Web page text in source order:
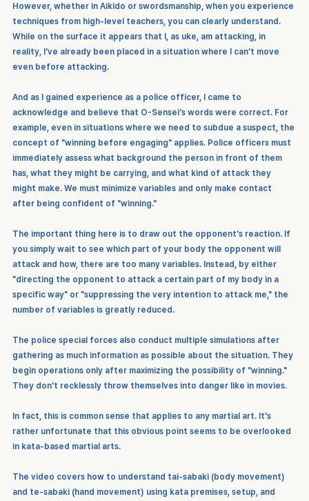
However, whether in Aikido or swordsmanship, when you experience
techniques from high-level teachers, you can clearly understand.
While on the surface it appears that I, as uke, am attacking, in
reality, I've already been placed in a situation where I can't move
even before attacking.
And as I gained experience as a police officer, I came to
acknowledge and believe that O-Sensei's words were correct. For
example, even in situations where we need to subdue a suspect, the
concept of "winning before engaging" applies. Police officers must
immediately assess what background the person in front of them
has, what they might be carrying, and what kind of attack they
might make. We must minimize variables and only make contact
after being confident of "winning."
The important thing here is to draw out the opponent's reaction. If
you simply wait to see which part of your body the opponent will
attack and how, there are too many variables. Instead, by either
"directing the opponent to attack a certain part of my body in a
specific way" or "suppressing the very intention to attack me," the
number of variables is greatly reduced.
The police special forces also conduct multiple simulations after
gathering as much information as possible about the situation. They
begin operations only after maximizing the possibility of "winning."
They don't recklessly throw themselves into danger like in movies.
In fact, this is common sense that applies to any martial art. It's
rather unfortunate that this obvious point seems to be overlooked
in kata-based martial arts.
The video covers how to understand tai-sabaki (body movement)
and te-sabaki (hand movement) using kata premises, setup, and